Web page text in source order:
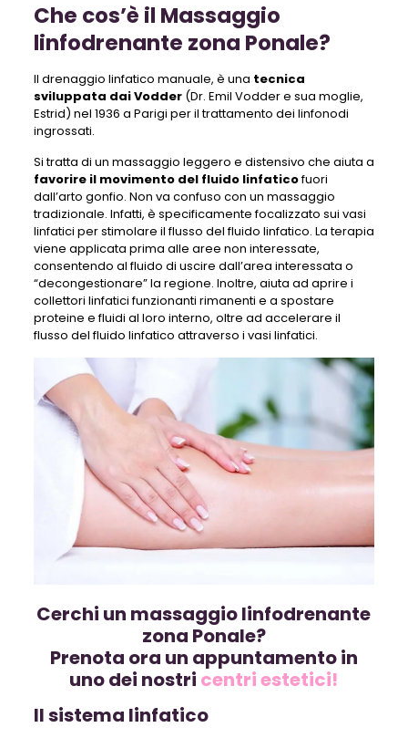
Che cos’è il Massaggio
linfodrenante zona Ponale?
Il drenaggio linfatico manuale, è una tecnica
sviluppata dai Vodder(Dr. Emil Vodder e sua moglie,
Estrid) nel 1936 a Parigi per il trattamento dei linfonodi
ingrossati.
Si tratta di un massaggio leggero e distensivo che aiuta a
favorire il movimento del fluido linfaticofuori
dall’arto gonfio. Non va confuso con un massaggio
tradizionale. Infatti, è specificamente focalizzato sui vasi
linfatici per stimolare il flusso del fluido linfatico. La terapia
viene applicata prima alle aree non interessate,
consentendo al fluido di uscire dall’area interessata o
“decongestionare” la regione. Inoltre, aiuta ad aprire i
collettori linfatici funzionanti rimanenti e a spostare
proteine ​​e fluidi al loro interno, oltre ad accelerare il
flusso del fluido linfatico attraverso i vasi linfatici.
Cerchi un massaggio linfodrenante
zona Ponale?
Prenota ora un appuntamento in
uno dei nostri centri estetici!
Il sistema linfatico